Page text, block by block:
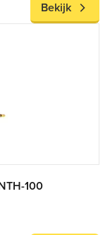
Bekijk
100